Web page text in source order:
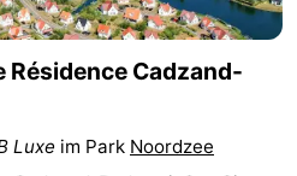
Résidence Cadzand-
Luxe im Park Noordzee